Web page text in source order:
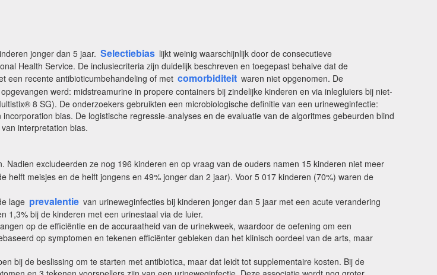
jonger dan 5 jaar. Selectiebias lijkt weinig waarschijnlijk door de consecutieve
Health Service. De inclusiecriteria zijn duidelijk beschreven en toegepast behalve dat de
een recente antibioticumbehandeling of met comorbiditeit waren niet opgenomen. De
werd: midstreamurine in propere containers bij zindelijke kinderen en via inlegluiers bij niet-
8 SG). De onderzoekers gebruikten een microbiologische definitie van een urineweginfectie:
bias. De logistische regressie-analyses en de evaluatie van de algoritmes gebeurden blind
interpretation bias.
excludeerden ze nog 196 kinderen en op vraag van de ouders namen 15 kinderen niet meer
helft meisjes en de helft jongens en 49% jonger dan 2 jaar). Voor 5 017 kinderen (70%) waren de
lage prevalentie van urineweginfecties bij kinderen jonger dan 5 jaar met een acute verandering
1,3% bij de kinderen met een urinestaal via de luier.
op de efficiëntie en de accuraatheid van de urinekweek, waardoor de oefening om een
op symptomen en tekenen efficiënter gebleken dan het klinisch oordeel van de arts, maar
bij de beslissing om te starten met antibiotica, maar dat leidt tot supplementaire kosten. Bij de